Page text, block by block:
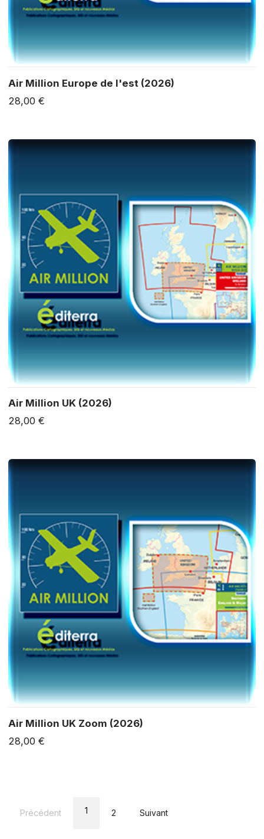
Air Million Europe de l'est (2026)
28,00 €
Air Million UK (2026)
28,00 €
Air Million UK Zoom (2026)
28,00 €
Précédent 1 2 Suivant